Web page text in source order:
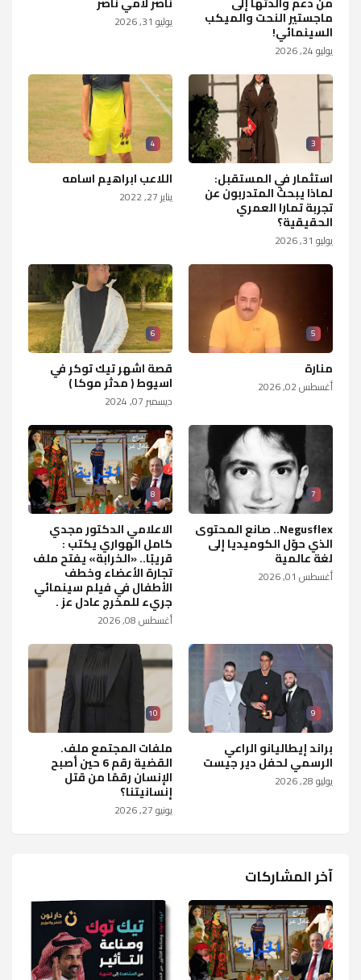
ماجستير النحت والميكب
السينمائي!
يوليو 24, 2026
يوليو 31, 2026
3
استثمار في المستقبل:
لماذا يبحث المتدربون عن
تجربة تمارا العمري
الحقيقية؟
يوليو 31, 2026
4
اللاعب ابراهيم اسامه
يناير 27, 2022
5
منارة
أغسطس 02, 2026
6
قصة اشهر تيك توكر في
اسيوط ( مدثر موكا )
ديسمبر 07, 2024
7
Negusflex.. صانع المحتوى
الذي حوّل الكوميديا إلى
لغة عالمية
أغسطس 01, 2026
8
الاعلامي الدكتور مجدي
كامل الهواري يكتب :
قريبًا.. «الخرابة» يفتح ملف
تجارة الأعضاء وخطف
الأطفال في فيلم سينمائي
جريء للمخرج عادل عز .
أغسطس 08, 2026
9
براند إيطاليانو الراعي
الرسمي لحفل دير جيست
يوليو 28, 2026
10
ملفات المجتمع ملف.
القضية رقم 6 حين أصبح
الإنسان رقمًا من قتل
إنسانيتنا؟
يونيو 27, 2026
آخر المشاركات